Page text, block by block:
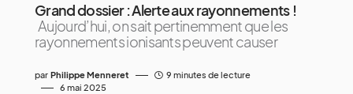
Grand dossier : Alerte aux rayonnements !
Aujourd’hui, on sait pertinemment que les
rayonnements ionisants peuvent causer
par Philippe Menneret
9 minutes de lecture
6 mai 2025